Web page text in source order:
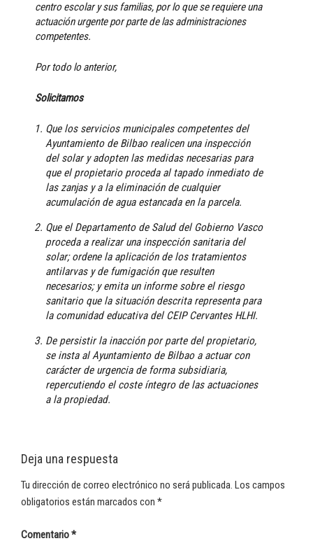
centro escolar y sus familias, por lo que se requiere una
actuación urgente por parte de las administraciones
competentes.
Por todo lo anterior,
Solicitamos
Que los servicios municipales competentes del
Ayuntamiento de Bilbao realicen una inspección
del solar y adopten las medidas necesarias para
que el propietario proceda al tapado inmediato de
las zanjas y a la eliminación de cualquier
acumulación de agua estancada en la parcela.
Que el Departamento de Salud del Gobierno Vasco
proceda a realizar una inspección sanitaria del
solar; ordene la aplicación de los tratamientos
antilarvas y de fumigación que resulten
necesarios; y emita un informe sobre el riesgo
sanitario que la situación descrita representa para
la comunidad educativa del CEIP Cervantes HLHI.
De persistir la inacción por parte del propietario,
se insta al Ayuntamiento de Bilbao a actuar con
carácter de urgencia de forma subsidiaria,
repercutiendo el coste íntegro de las actuaciones
a la propiedad.
Deja una respuesta
Tu dirección de correo electrónico no será publicada. Los campos
obligatorios están marcados con *
Comentario*